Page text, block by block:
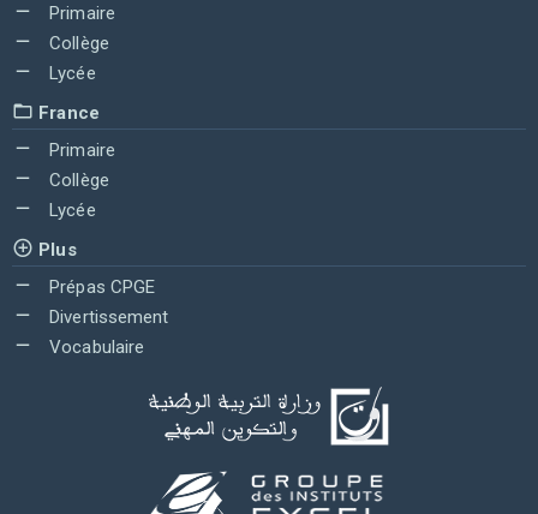
Primaire
Collège
Lycée
France
Primaire
Collège
Lycée
Plus
Prépas CPGE
Divertissement
Vocabulaire